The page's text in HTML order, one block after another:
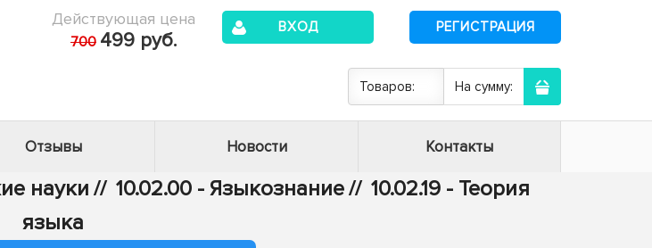
Действующая цена
700 499 руб.
ВХОД РЕГИСТРАЦИЯ
Товаров: На сумму:
Отзывы Новости Контакты
науки // 10.02.00 - Языкознание// 10.02.19 - Теория
языка